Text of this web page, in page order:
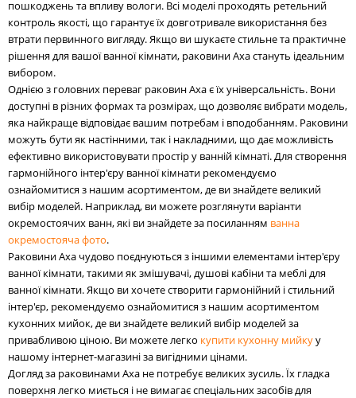
пошкоджень та впливу вологи. Всі моделі проходять ретельний
контроль якості, що гарантує їх довготривале використання без
втрати первинного вигляду. Якщо ви шукаєте стильне та практичне
рішення для вашої ванної кімнати, раковини Axa стануть ідеальним
вибором.
Однією з головних переваг раковин Axa є їх універсальність. Вони
доступні в різних формах та розмірах, що дозволяє вибрати модель,
яка найкраще відповідає вашим потребам і вподобанням. Раковини
можуть бути як настінними, так і накладними, що дає можливість
ефективно використовувати простір у ванній кімнаті. Для створення
гармонійного інтер'єру ванної кімнати рекомендуємо
ознайомитися з нашим асортиментом, де ви знайдете великий
вибір моделей. Наприклад, ви можете розглянути варіанти
окремостоячих ванн, які ви знайдете за посиланням ванна
окремостояча фото.
Раковини Axa чудово поєднуються з іншими елементами інтер'єру
ванної кімнати, такими як змішувачі, душові кабіни та меблі для
ванної кімнати. Якщо ви хочете створити гармонійний і стильний
інтер'єр, рекомендуємо ознайомитися з нашим асортиментом
кухонних мийок, де ви знайдете великий вибір моделей за
привабливою ціною. Ви можете легко купити кухонну мийкуу
нашому інтернет-магазині за вигідними цінами.
Догляд за раковинами Axa не потребує великих зусиль. Їх гладка
поверхня легко миється і не вимагає спеціальних засобів для